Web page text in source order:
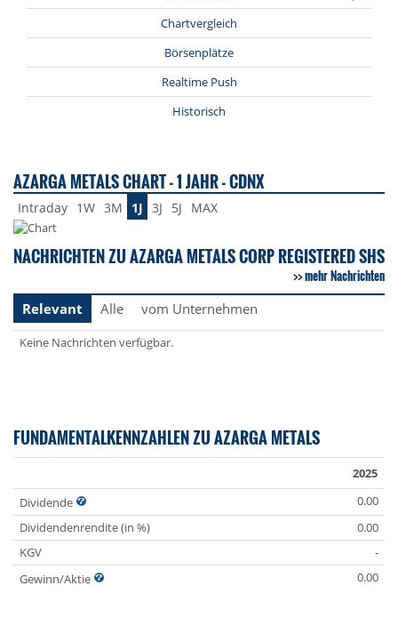
Chartvergleich
Börsenplätze
Realtime Push
Historisch
AZARGA METALS CHART - 1 JAHR - CDNX
Intraday 1W 3M 1J 3J 5J MAX
NACHRICHTEN ZU AZARGA METALS CORP REGISTERED SHS
mehr Nachrichten
Relevant
Alle vom Unternehmen
Keine Nachrichten verfügbar.
FUNDAMENTALKENNZAHLEN ZU AZARGA METALS
2025
Dividende
0.00
Dividendenrendite (in %)
0.00
KGV
-
Gewinn/Aktie
0.00